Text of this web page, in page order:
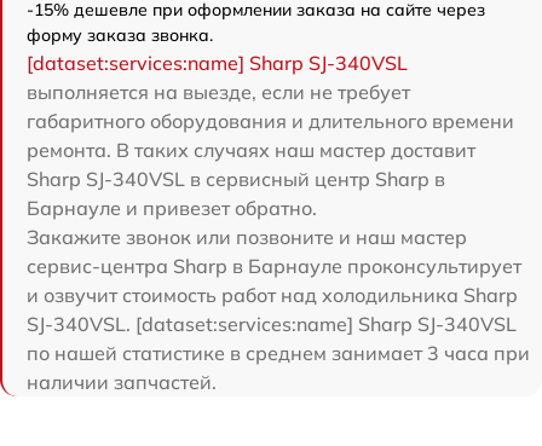
-15% дешевле при оформлении заказа на сайте через
форму заказа звонка.
[dataset:services:name] Sharp SJ-340VSL
выполняется на выезде, если не требует
габаритного оборудования и длительного времени
ремонта. В таких случаях наш мастер доставит
Sharp SJ-340VSL в сервисный центр Sharp в
Барнауле и привезет обратно.
Закажите звонок или позвоните и наш мастер
сервис-центра Sharp в Барнауле проконсультирует
и озвучит стоимость работ над холодильника Sharp
SJ-340VSL. [dataset:services:name] Sharp SJ-340VSL
по нашей статистике в среднем занимает 3 часа при
наличии запчастей.